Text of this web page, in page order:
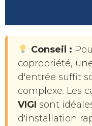
Conseil :
copropriété,
d'entrée suffit
complexe. Les
VIGI sont
d'installation